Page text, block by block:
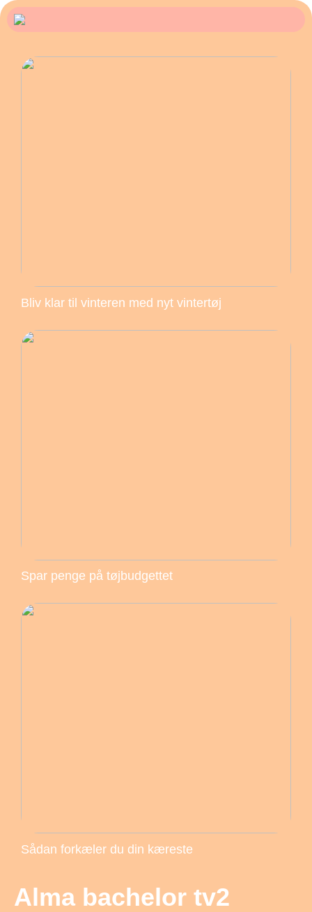
Bliv klar til vinteren med nyt vintertøj
Spar penge på tøjbudgettet
Sådan forkæler du din kæreste
Alma bachelor tv2